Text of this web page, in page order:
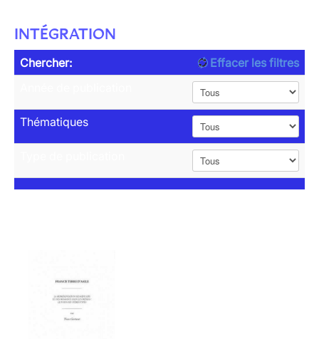
INTÉGRATION
Chercher:
Effacer les filtres
Thématiques